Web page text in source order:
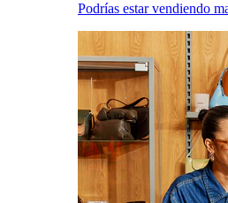
Podrías estar vendiendo